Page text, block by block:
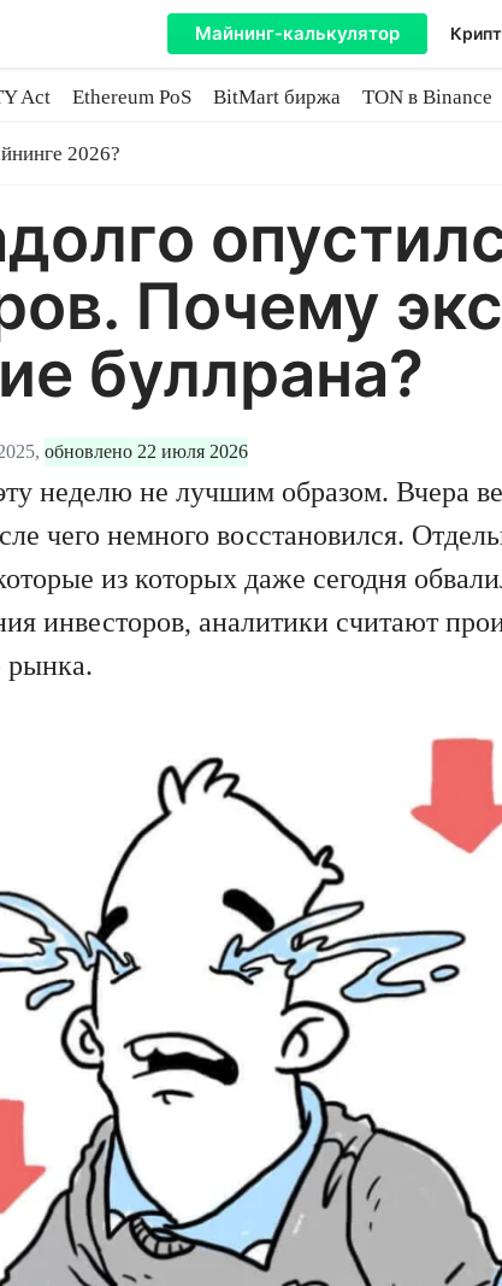
Майнинг-калькулятор
Act Ethereum PoS BitMart биржа TON в Binance
2026?
Почему
буллрана?
обновлено 22 июля 2026
неделю не лучшим образом. Вчера
чего немного восстановился.
из которых даже сегодня
инвесторов, аналитики считают
рынка.